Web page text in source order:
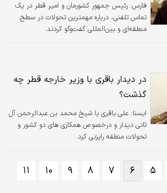
فارس: رئیس جمهور کشورمان و امیر قطر در یک
تماس تلفنی، درباره مهمترین تحولات در سطح
منطقه‌ای و بین‌المللی گفت‌وگو کردند.
در دیدار باقری با وزیر خارجه قطر چه
گذشت؟
ايسنا: علی باقری با شیخ محمد بن عبدالرحمن آل
ثانی دیدار و درخصوص همکاری های دو کشور و
تحولات منطقه رایزنی کرد.
۵ ۶ ۷ ۸ ۹ ۱۰ ۱۱